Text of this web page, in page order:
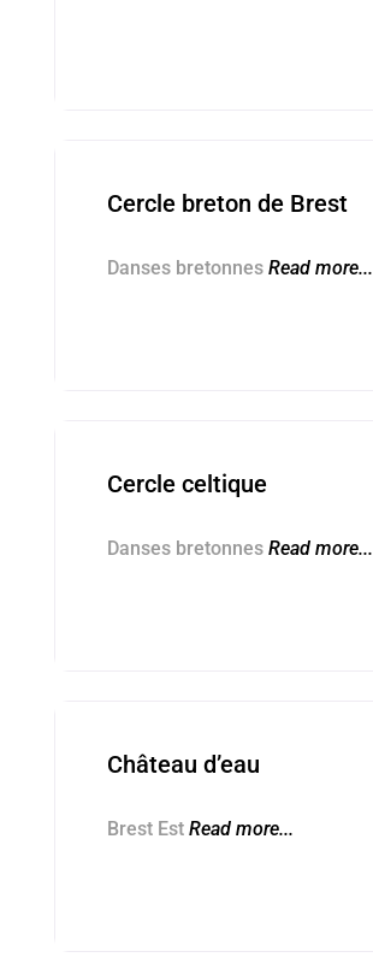
Cercle breton de Brest
Danses bretonnesRead more...
Cercle celtique
Danses bretonnesRead more...
Château d’eau
Brest EstRead more...